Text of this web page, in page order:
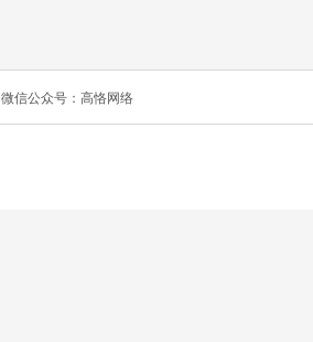
微信公众号：高恪网络